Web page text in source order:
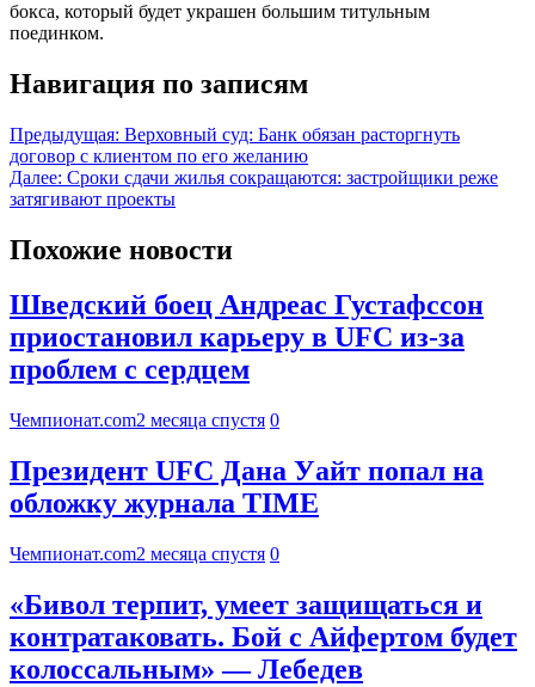
бокса, который будет украшен большим титульным
поединком.
Навигация по записям
Предыдущая: Верховный суд: Банк обязан расторгнуть
договор с клиентом по его желанию
Далее: Сроки сдачи жилья сокращаются: застройщики реже
затягивают проекты
Похожие новости
Шведский боец Андреас Густафссон
приостановил карьеру в UFC из-за
проблем с сердцем
Чемпионат.com2 месяца спустя 0
Президент UFC Дана Уайт попал на
обложку журнала TIME
Чемпионат.com2 месяца спустя 0
«Бивол терпит, умеет защищаться и
контратаковать. Бой с Айфертом будет
колоссальным» — Лебедев